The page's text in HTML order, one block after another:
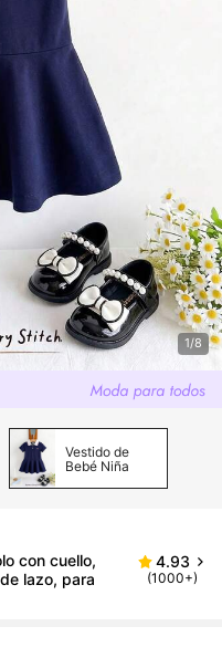
1/8
Vestido de
Bebé Niña
con cuello,
lazo, para
4.93
(1000+)